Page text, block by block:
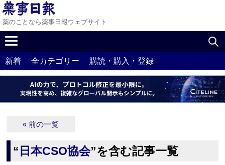
薬のことなら薬事日報ウェブサイト
新着 全カテゴリー 購読・購入・登録
« 前の一覧
“ 日本CSO協会”を含む記事一覧